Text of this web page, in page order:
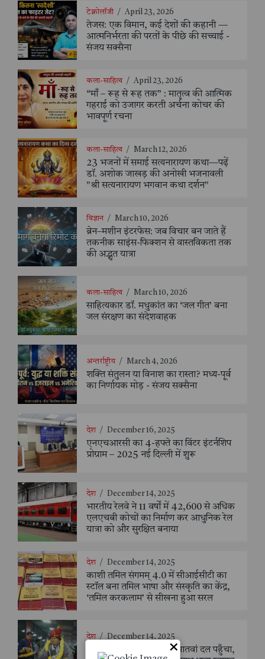
टेक्नोलॉजी / April 23, 2026
तेजस: एक विमान, कई देशों की कहानी —
आत्मनिर्भरता की परतों के पीछे की सच्चाई -
संजय सक्सैना
कला-साहित्य / April 23, 2026
“माँ – रूह से रूह तक” : मातृत्व की आत्मिक
गहराई को उजागर करती अर्चना कोचर की
भावपूर्ण रचना
कला-साहित्य / March 12, 2026
23 भजनों में समाई सत्यनारायण कथा—पढ़ें
डॉ. अशोक जाखड़ की अनोखी भजनावली
"श्री सत्यनारायण भगवान कथा दर्शन"
विज्ञान / March 10, 2026
ब्रेन–मशीन इंटरफेस: जब विचार बन जाते हैं
तकनीक साइंस-फिक्शन से वास्तविकता तक
की अद्भुत यात्रा
कला-साहित्य / March 10, 2026
साहित्यकार डॉ. मधुकांत का ‘जल गीत’ बना
जल संरक्षण का संदेशवाहक
अन्तर्राष्ट्रीय / March 4, 2026
शक्ति संतुलन या विनाश का रास्ता? मध्य-पूर्व
का निर्णायक मोड़ - संजय सक्सैना
देश / December 16, 2025
एनएचआरसी का 4-हफ्ते का विंटर इंटर्नशिप
प्रोग्राम – 2025 नई दिल्ली में शुरू
देश / December 14, 2025
भारतीय रेलवे ने 11 वर्षों में 42,600 से अधिक
एलएचबी कोचों का निर्माण कर आधुनिक रेल
यात्रा को और सुरक्षित बनाया
देश / December 14, 2025
काशी तमिल संगमम् 4.0 में सीआईसीटी का
स्टॉल बना तमिल भाषा और संस्कृति का केंद्र,
‘तमिल करकलाम’ से सीखना हुआ सरल
देश / December 14, 2025
काशी तमिल संगमम् 4.0 में सातवां दल पहुँचा,
×